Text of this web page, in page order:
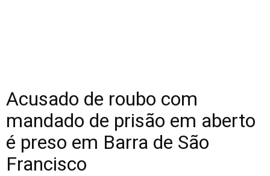
Acusado de roubo com
mandado de prisão em aberto
é preso em Barra de São
Francisco